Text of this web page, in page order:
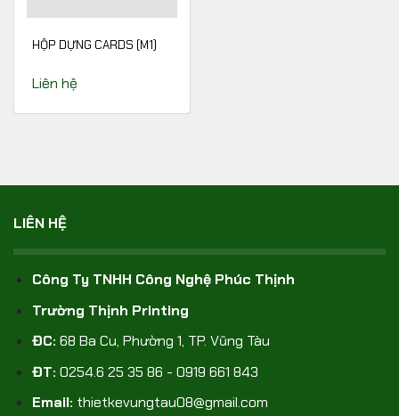
HỘP DỰNG CARDS (M1)
Liên hệ
LIÊN HỆ
Công Ty TNHH Công Nghệ Phúc Thịnh
Trường Thịnh Printing
ĐC: 68 Ba Cu, Phường 1, TP. Vũng Tàu
ĐT: 0254.6 25 35 86 - 0919 661 843
Email: thietkevungtau08@gmail.com